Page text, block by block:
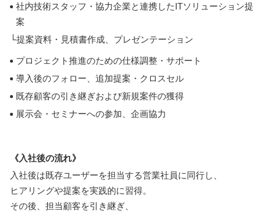
社内技術スタッフ・協力企業と連携したITソリューション提
案
└提案資料・見積書作成、プレゼンテーション
プロジェクト推進のための仕様調整・サポート
導入後のフォロー、追加提案・クロスセル
既存顧客の引き継ぎおよび新規案件の獲得
展示会・セミナーへの参加、企画協力
《入社後の流れ》
入社後は既存ユーザーを担当する営業社員に同行し、
ヒアリングや提案を実践的に習得。
その後、担当顧客を引き継ぎ、